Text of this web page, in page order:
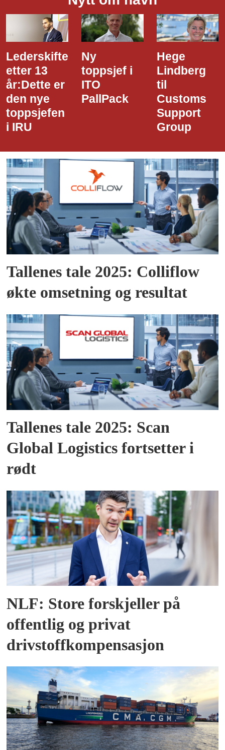
Ny
toppsjef i
ITO
PallPack
Hege
Lindberg
til
Customs
Dette er
den nye
i Narvik
Havn
Tallenes tale 2025: Colliflow
økte omsetning og resultat
Tallenes tale 2025: Scan
Global Logistics fortsetter i
rødt
NLF: Store forskjeller på
offentlig og privat
drivstoffkompensasjon